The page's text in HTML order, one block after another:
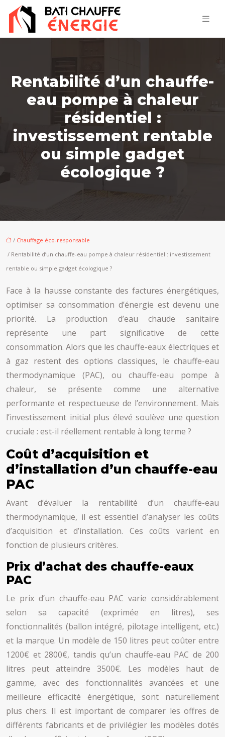
Rentabilité d’un chauffe-
eau pompe à chaleur
résidentiel :
investissement rentable
ou simple gadget
écologique ?
/ Chauffage éco-responsable
/ Rentabilité d’un chauffe-eau pompe à chaleur résidentiel : investissement
rentable ou simple gadget écologique ?
Face à la hausse constante des factures énergétiques,
optimiser sa consommation d’énergie est devenu une
priorité. La production d’eau chaude sanitaire
représente une part significative de cette
consommation. Alors que les chauffe-eaux électriques et
à gaz restent des options classiques, le chauffe-eau
thermodynamique (PAC), ou chauffe-eau pompe à
chaleur, se présente comme une alternative
performante et respectueuse de l’environnement. Mais
l’investissement initial plus élevé soulève une question
cruciale : est-il réellement rentable à long terme ?
Coût d’acquisition et
d’installation d’un chauffe-eau
PAC
Avant d’évaluer la rentabilité d’un chauffe-eau
thermodynamique, il est essentiel d’analyser les coûts
d’acquisition et d’installation. Ces coûts varient en
fonction de plusieurs critères.
Prix d’achat des chauffe-eaux
PAC
Le prix d’un chauffe-eau PAC varie considérablement
selon sa capacité (exprimée en litres), ses
fonctionnalités (ballon intégré, pilotage intelligent, etc.)
et la marque. Un modèle de 150 litres peut coûter entre
1200€ et 2800€, tandis qu’un chauffe-eau PAC de 200
litres peut atteindre 3500€. Les modèles haut de
gamme, avec des fonctionnalités avancées et une
meilleure efficacité énergétique, sont naturellement
plus chers. Il est important de comparer les offres de
différents fabricants et de privilégier les modèles dotés